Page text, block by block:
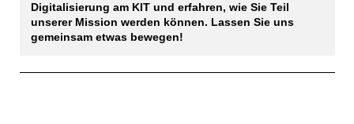
Digitalisierung am KIT und erfahren, wie Sie Teil
unserer Mission werden können. Lassen Sie uns
gemeinsam etwas bewegen!